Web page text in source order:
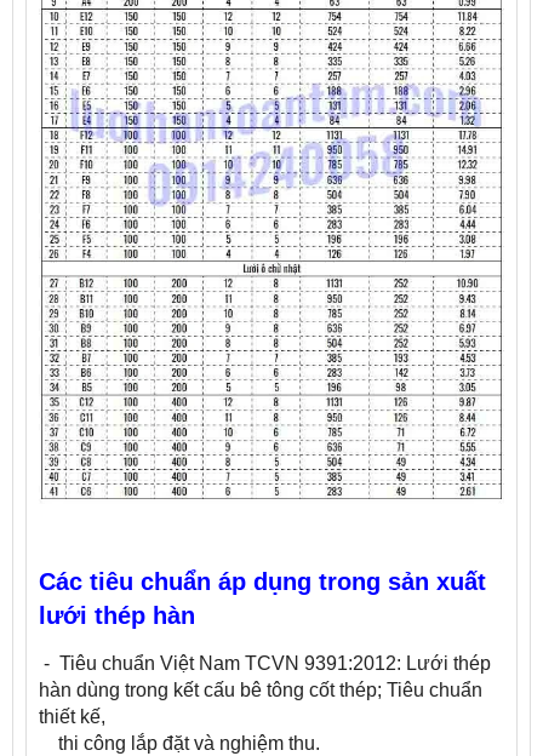
Các tiêu chuẩn áp dụng trong sản xuất
lưới thép hàn
- Tiêu chuẩn Việt Nam TCVN 9391:2012: Lưới thép
hàn dùng trong kết cấu bê tông cốt thép; Tiêu chuẩn
thiết kế,
thi công lắp đặt và nghiệm thu.